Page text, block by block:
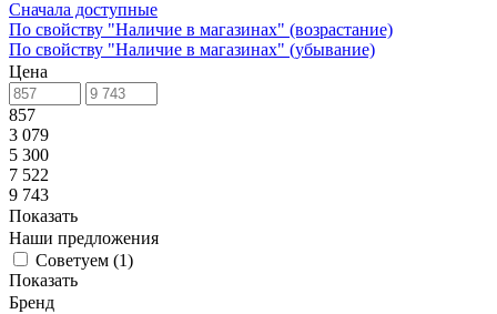
Сначала доступные
По свойству "Наличие в магазинах" (возрастание)
По свойству "Наличие в магазинах" (убывание)
Цена
857
3 079
5 300
7 522
9 743
Показать
Наши предложения
Советуем (1)
Показать
Бренд